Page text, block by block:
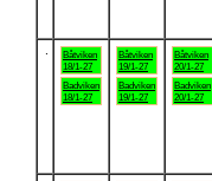
Båtviken
18/1-27
Badviken
18/1-27
Båtviken
19/1-27
Badviken
19/1-27
Båtviken
20/1-27
Badviken
20/1-27